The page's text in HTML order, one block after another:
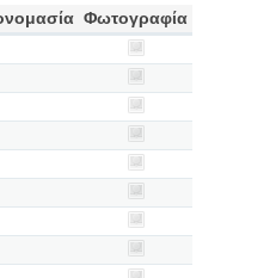
Φωτογραφία